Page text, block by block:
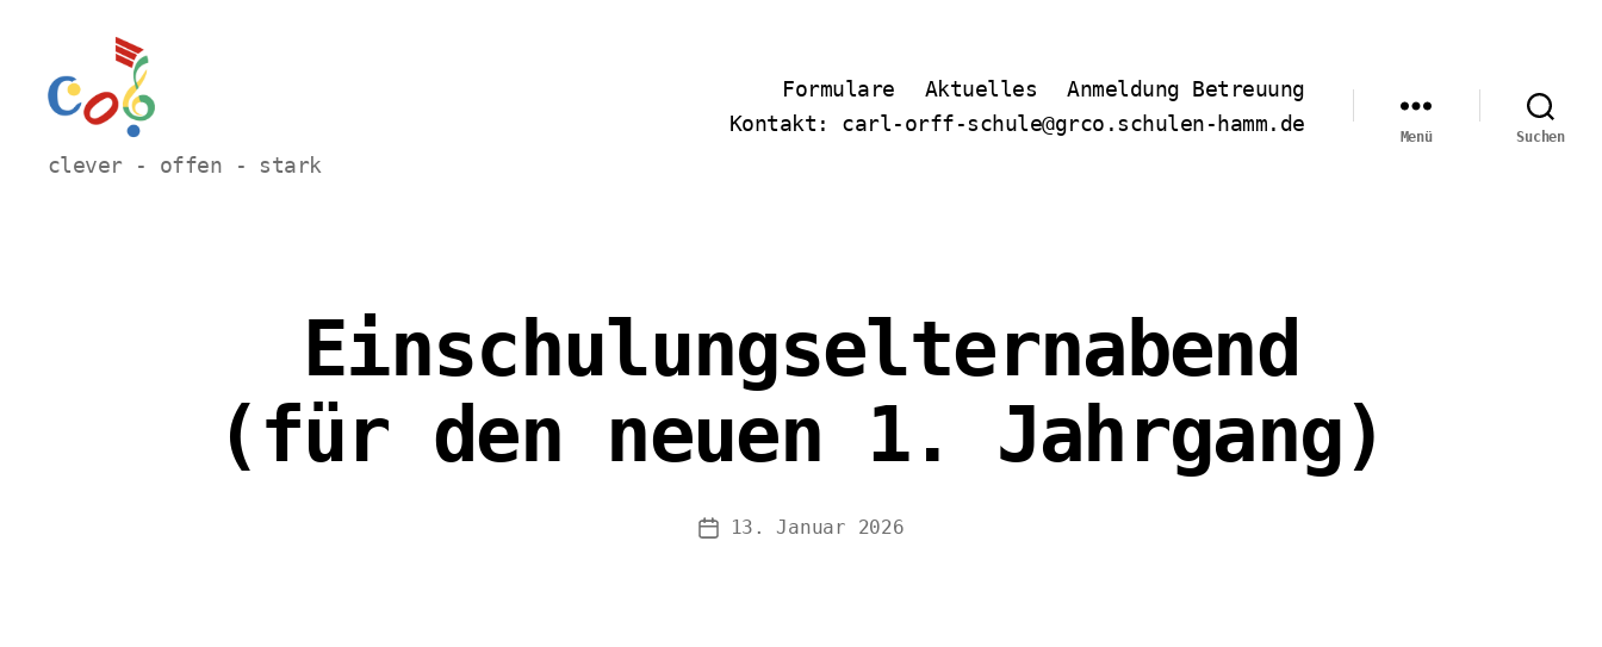
Carl-
Orff
clever - offen - stark
Formulare Aktuelles
Anmeldung Betreuung
Kontakt: carl-orff-schule@grco.schulen-hamm.de
Menü Suchen
Einschulungselternabend
(für den neuen 1. Jahrgang)
Veröffentlichungsdatum
13. Januar 2026